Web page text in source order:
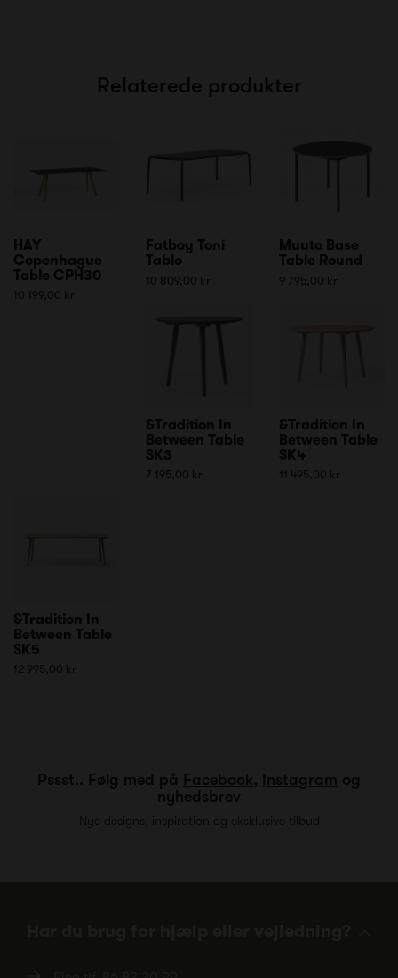
Relaterede produkter
HAY
Copenhague
Table CPH30
10 199,00 kr
Fatboy Toní
Tablo
10 809,00 kr
Muuto Base
Table Round
9 795,00 kr
&Tradition In
Between Table
SK3
7 195,00 kr
&Tradition In
Between Table
SK4
11 495,00 kr
&Tradition In
Between Table
SK5
12 995,00 kr
Pssst.. Følg med på Facebook, Instagram og
nyhedsbrev
Nye designs, inspiration og eksklusive tilbud